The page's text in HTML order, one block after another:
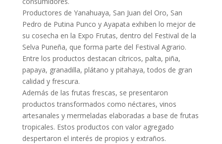
Productores de Yanahuaya, San Juan del Oro, San
Pedro de Putina Punco y Ayapata exhiben lo mejor de
su cosecha en la Expo Frutas, dentro del Festival de la
Selva Puneña, que forma parte del Festival Agrario.
Entre los productos destacan cítricos, palta, piña,
papaya, granadilla, plátano y pitahaya, todos de gran
calidad y frescura.
Además de las frutas frescas, se presentaron
productos transformados como néctares, vinos
artesanales y mermeladas elaboradas a base de frutas
tropicales. Estos productos con valor agregado
despertaron el interés de propios y extraños.